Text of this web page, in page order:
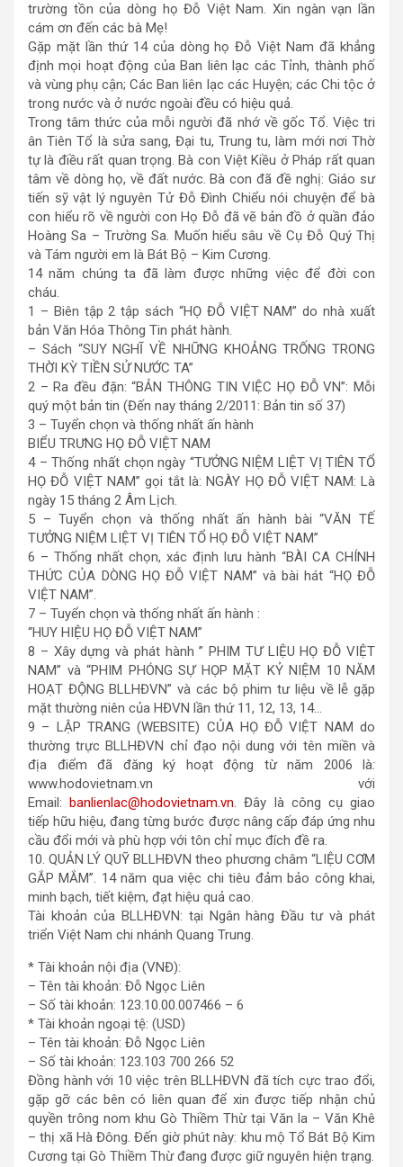
trường tồn của dòng họ Đỗ Việt Nam. Xin ngàn vạn lần
cám ơn đến các bà Mẹ!
Gặp mặt lần thứ 14 của dòng họ Đỗ Việt Nam đã khẳng
định mọi hoạt động của Ban liên lạc các Tỉnh, thành phố
và vùng phụ cận; Các Ban liên lạc các Huyện; các Chi tộc ở
trong nước và ở nước ngoài đều có hiệu quả.
Trong tâm thức của mỗi người đã nhớ về gốc Tổ. Việc tri
ân Tiên Tổ là sửa sang, Đại tu, Trung tu, làm mới nơi Thờ
tự là điều rất quan trọng. Bà con Việt Kiều ở Pháp rất quan
tâm về dòng họ, về đất nước. Bà con đã đề nghị: Giáo sư
tiến sỹ vật lý nguyên Tử Đỗ Đình Chiểu nói chuyện để bà
con hiểu rõ về người con Họ Đỗ đã vẽ bản đồ ở quần đảo
Hoàng Sa – Trường Sa. Muốn hiểu sâu về Cụ Đỗ Quý Thị
và Tám người em là Bát Bộ – Kim Cương.
14 năm chúng ta đã làm được những việc để đời con
cháu.
1 – Biên tập 2 tập sách “HỌ ĐỖ VIỆT NAM” do nhà xuất
bản Văn Hóa Thông Tin phát hành.
– Sách “SUY NGHĨ VỀ NHỮNG KHOẢNG TRỐNG TRONG
THỜI KỲ TIỀN SỬ NƯỚC TA”
2 – Ra đều đặn: “BẢN THÔNG TIN VIỆC HỌ ĐỖ VN”: Mỗi
quý một bản tin (Đến nay tháng 2/2011: Bản tin số 37)
3 – Tuyển chọn và thống nhất ấn hành
BIỂU TRƯNG HỌ ĐỖ VIỆT NAM
4 – Thống nhất chọn ngày “TƯỞNG NIỆM LIỆT VỊ TIÊN TỔ
HỌ ĐỖ VIỆT NAM” gọi tắt là: NGÀY HỌ ĐỖ VIỆT NAM: Là
ngày 15 tháng 2 Âm Lịch.
5 – Tuyển chọn và thống nhất ấn hành bài “VĂN TẾ
TƯỞNG NIỆM LIỆT VỊ TIÊN TỔ HỌ ĐỖ VIỆT NAM”
6 – Thống nhất chọn, xác định lưu hành “BÀI CA CHÍNH
THỨC CỦA DÒNG HỌ ĐỖ VIỆT NAM” và bài hát “HỌ ĐỖ
VIỆT NAM”.
7 – Tuyển chọn và thống nhất ấn hành :
“HUY HIỆU HỌ ĐỖ VIỆT NAM”
8 – Xây dựng và phát hành ” PHIM TƯ LIỆU HỌ ĐỖ VIỆT
NAM” và “PHIM PHÓNG SỰ HỌP MẶT KỶ NIỆM 10 NĂM
HOẠT ĐỘNG BLLHĐVN” và các bộ phim tư liệu về lễ gặp
mặt thường niên của HĐVN lần thứ 11, 12, 13, 14…
9 – LẬP TRANG (WEBSITE) CỦA HỌ ĐỖ VIỆT NAM do
thường trực BLLHĐVN chỉ đạo nội dung với tên miền và
địa điểm đã đăng ký hoạt động từ năm 2006 là:
www.hodovietnam.vn với
Email:banlienlac@hodovietnam.vn. Đây là công cụ giao
tiếp hữu hiệu, đang từng bước được nâng cấp đáp ứng nhu
cầu đổi mới và phù hợp với tôn chỉ mục đích đề ra.
10. QUẢN LÝ QUỸ BLLHĐVN theo phương châm “LIỆU CƠM
GẮP MẮM”. 14 năm qua việc chi tiêu đảm bảo công khai,
minh bạch, tiết kiệm, đạt hiệu quả cao.
Tài khoản của BLLHĐVN: tại Ngân hàng Đầu tư và phát
triển Việt Nam chi nhánh Quang Trung.
* Tài khoản nội địa (VNĐ):
– Tên tài khoản: Đỗ Ngọc Liên
– Số tài khoản: 123.10.00.007466 – 6
* Tài khoản ngoại tệ: (USD)
– Tên tài khoản: Đỗ Ngọc Liên
– Số tài khoản: 123.103 700 266 52
Đồng hành với 10 việc trên BLLHĐVN đã tích cực trao đổi,
gặp gỡ các bên có liên quan để xin được tiếp nhận chủ
quyền trông nom khu Gò Thiềm Thừ tại Văn la – Văn Khê
– thị xã Hà Đông. Đến giờ phút này: khu mộ Tổ Bát Bộ Kim
Cương tại Gò Thiềm Thừ đang được giữ nguyên hiện trạng.